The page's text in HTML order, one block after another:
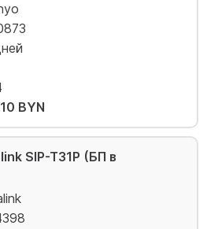
BYN
SIP-T31P (БП в